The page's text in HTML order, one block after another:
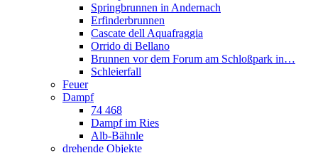
Springbrunnen in Andernach
Erfinderbrunnen
Cascate dell Aquafraggia
Orrido di Bellano
Brunnen vor dem Forum am Schloßpark in…
Schleierfall
Feuer
Dampf
74 468
Dampf im Ries
Alb-Bähnle
drehende Objekte